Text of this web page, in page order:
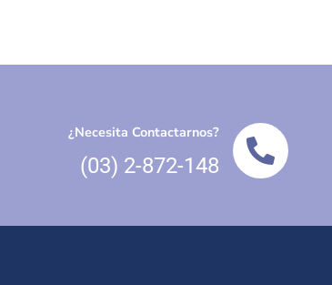
¿Necesita Contactarnos?
(03) 2-872-148